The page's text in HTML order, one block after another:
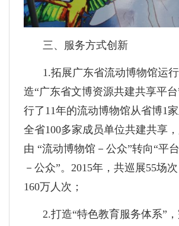
三、服务方式创新
1.拓展广东省流动博物馆运
造“广东省文博资源共建共享平
行了11年的流动博物馆从省博1
全省100多家成员单位共建共享
由 “流动博物馆－公众”转向“平
－公众”。2015年，共巡展55场
160万人次；
2.打造“特色教育服务体系”